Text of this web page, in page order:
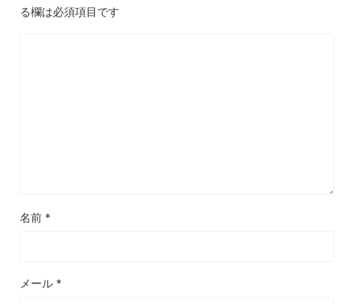
る欄は必須項目です
名前 *
メール *